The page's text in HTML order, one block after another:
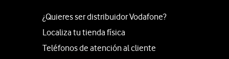
¿Quieres ser distribuidor Vodafone?
Localiza tu tienda física
Teléfonos de atención al cliente